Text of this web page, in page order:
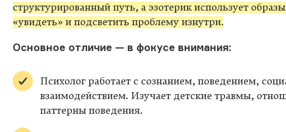
структурированный путь, а эзотерик использует
«увидеть» и подсветить проблему изнутри.
Основное отличие — в фокусе внимания:
Психолог работает с сознанием, поведением,
взаимодействием. Изучает детские травмы,
паттерны поведения.